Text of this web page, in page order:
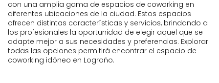
con una amplia gama de espacios de coworking en
diferentes ubicaciones de la ciudad. Estos espacios
ofrecen distintas características y servicios, brindando a
los profesionales la oportunidad de elegir aquel que se
adapte mejor a sus necesidades y preferencias. Explorar
todas las opciones permitirá encontrar el espacio de
coworking idóneo en Logroño.